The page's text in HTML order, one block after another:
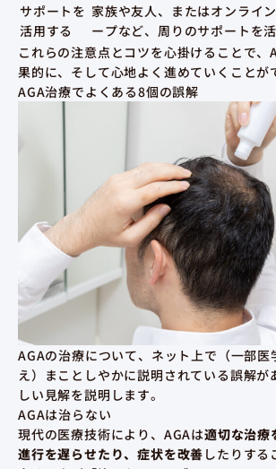
サポートを
活用する
家族や友人、またはオンライ
ープなど、周りのサポートを
これらの注意点とコツを心掛けることで、
果的に、そして心地よく進めていくことが
AGA治療でよくある8個の誤解
AGAの治療について、ネット上で（一部医
え）まことしやかに説明されている誤解が
しい見解を説明します。
AGAは治らない
現代の医療技術により、AGAは適切な治療
進行を遅らせたり、症状を改善 したりする